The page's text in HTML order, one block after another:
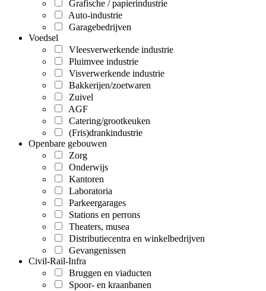
Grafische / papierindustrie
Auto-industrie
Garagebedrijven
Voedsel
Vleesverwerkende industrie
Pluimvee industrie
Visverwerkende industrie
Bakkerijen/zoetwaren
Zuivel
AGF
Catering/grootkeuken
(Fris)drankindustrie
Openbare gebouwen
Zorg
Onderwijs
Kantoren
Laboratoria
Parkeergarages
Stations en perrons
Theaters, musea
Distributiecentra en winkelbedrijven
Gevangenissen
Civil-Rail-Infra
Bruggen en viaducten
Spoor- en kraanbanen